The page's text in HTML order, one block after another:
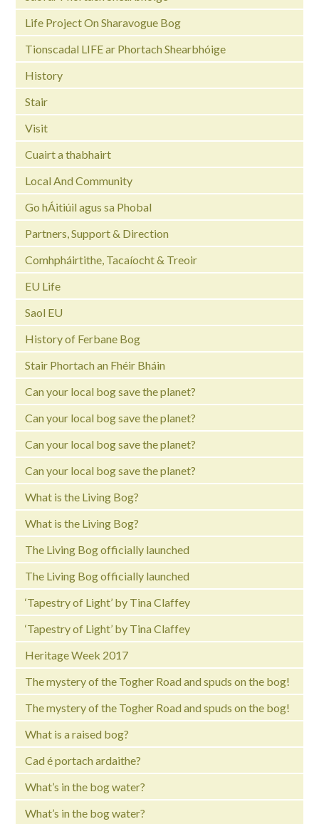
Life Project On Sharavogue Bog
Tionscadal LIFE ar Phortach Shearbhóige
History
Stair
Visit
Cuairt a thabhairt
Local And Community
Go hÁitiúil agus sa Phobal
Partners, Support & Direction
Comhpháirtithe, Tacaíocht & Treoir
EU Life
Saol EU
History of Ferbane Bog
Stair Phortach an Fhéir Bháin
Can your local bog save the planet?
Can your local bog save the planet?
Can your local bog save the planet?
Can your local bog save the planet?
What is the Living Bog?
What is the Living Bog?
The Living Bog officially launched
The Living Bog officially launched
‘Tapestry of Light’ by Tina Claffey
‘Tapestry of Light’ by Tina Claffey
Heritage Week 2017
The mystery of the Togher Road and spuds on the bog!
The mystery of the Togher Road and spuds on the bog!
What is a raised bog?
Cad é portach ardaithe?
What’s in the bog water?
What’s in the bog water?